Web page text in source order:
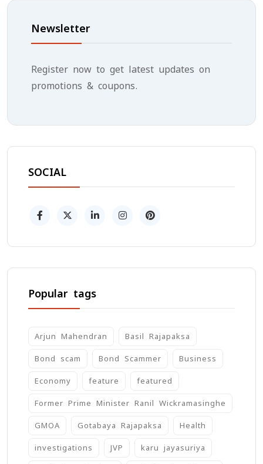
Newsletter
Register now to get latest updates on
promotions & coupons.
SOCIAL
Popular tags
Arjun Mahendran Basil Rajapaksa
Bond scam Bond Scammer Business
Economy feature featured
Former Prime Minister Ranil Wickramasinghe
GMOA Gotabaya Rajapaksa Health
investigations JVP karu jayasuriya